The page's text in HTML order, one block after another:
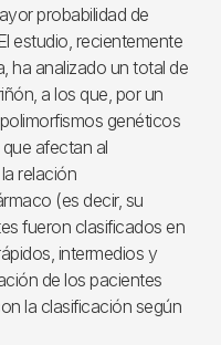
probabilidad de
estudio, recientemente
ha analizado un total de
a los que, por un
genéticos
afectan al
relación
(es decir, su
fueron clasificados en
intermedios y
de los pacientes
la clasificación según